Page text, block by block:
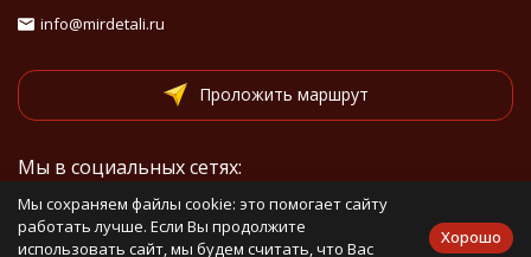
info@mirdetali.ru
Проложить маршрут
Мы в социальных сетях:
Мы сохраняем файлы cookie: это помогает сайту
работать лучше. Если Вы продолжите
использовать сайт, мы будем считать, что Вас
Хорошо